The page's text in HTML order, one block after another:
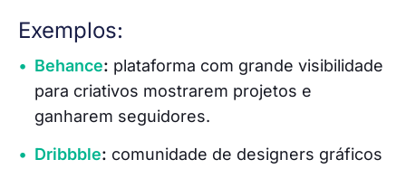
Exemplos:
Behance: plataforma com grande visibilidade
para criativos mostrarem projetos e
ganharem seguidores.
Dribbble: comunidade de designers gráficos